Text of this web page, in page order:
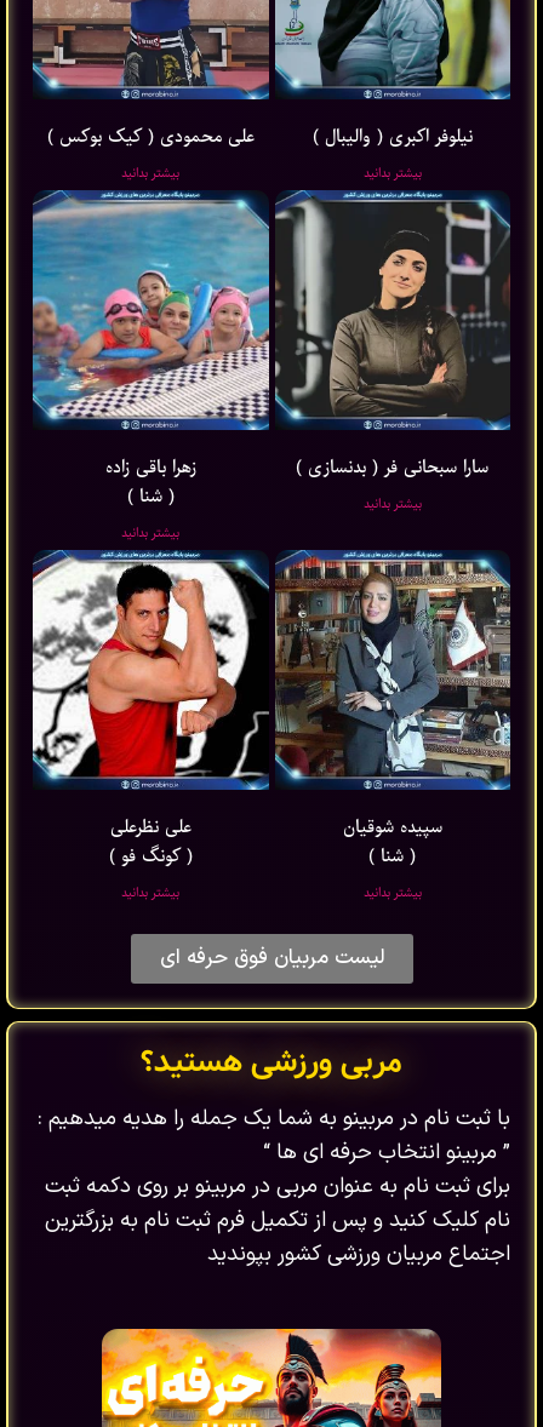
نیلوفر اکبری ( والیبال )
بیشتر بدانید
علی محمودی ( کیک بوکس )
بیشتر بدانید
سارا سبحانی فر ( بدنسازی )
بیشتر بدانید
زهرا باقی ‌زاده
( شنا )
بیشتر بدانید
سپیده شوقیان
( شنا )
بیشتر بدانید
علی نظرعلی
( کونگ فو )
بیشتر بدانید
لیست مربیان فوق حرفه ای
مربی ورزشی هستید؟
با ثبت نام در مربینو به شما یک جمله را هدیه میدهیم :
” مربینو انتخاب حرفه ای ها “
برای ثبت نام به عنوان مربی در مربینو بر روی دکمه ثبت
نام کلیک کنید و پس از تکمیل فرم ثبت نام به بزرگترین
اجتماع مربیان ورزشی کشور بپوندید